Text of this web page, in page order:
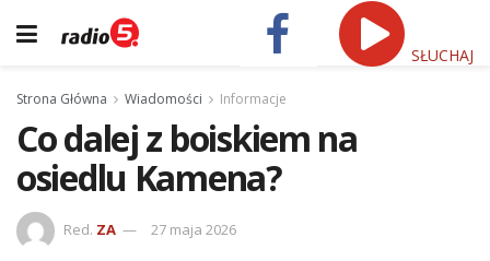
SŁUCHAJ
Strona Główna Wiadomości Informacje
Co dalej z boiskiem na
osiedlu Kamena?
Red. ZA 27 maja 2026